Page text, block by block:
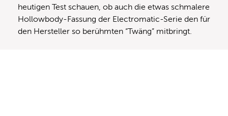
heutigen Test schauen, ob auch die etwas schmalere
Hollowbody-Fassung der Electromatic-Serie den für
den Hersteller so berühmten “Twäng” mitbringt.